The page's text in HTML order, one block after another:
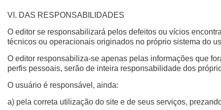
VI. DAS RESPONSABILIDADES
O editor se responsabilizará pelos defeitos ou vícios
técnicos ou operacionais originados no próprio sistema do
O editor responsabiliza-se apenas pelas informações que
perfis pessoais, serão de inteira responsabilidade dos
O usuário é responsável, ainda:
a) pela correta utilização do site e de seus serviços,